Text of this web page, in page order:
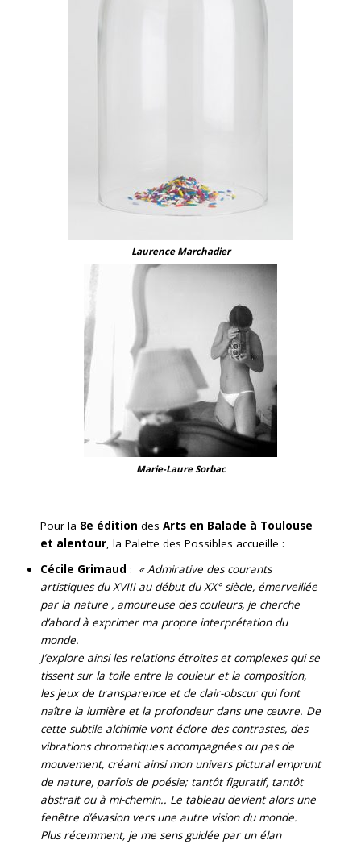
Laurence Marchadier
Marie-Laure Sorbac
Pour la 8e édition des Arts en Balade à Toulouse
et alentour, la Palette des Possibles accueille :
Cécile Grimaud : « Admirative des courants
artistiques du XVIII au début du XX° siècle, émerveillée
par la nature , amoureuse des couleurs, je cherche
d’abord à exprimer ma propre interprétation du
monde.
J’explore ainsi les relations étroites et complexes qui se
tissent sur la toile entre la couleur et la composition,
les jeux de transparence et de clair-obscur qui font
naître la lumière et la profondeur dans une œuvre. De
cette subtile alchimie vont éclore des contrastes, des
vibrations chromatiques accompagnées ou pas de
mouvement, créant ainsi mon univers pictural emprunt
de nature, parfois de poésie; tantôt figuratif, tantôt
abstrait ou à mi-chemin.. Le tableau devient alors une
fenêtre d’évasion vers une autre vision du monde.
Plus récemment, je me sens guidée par un élan